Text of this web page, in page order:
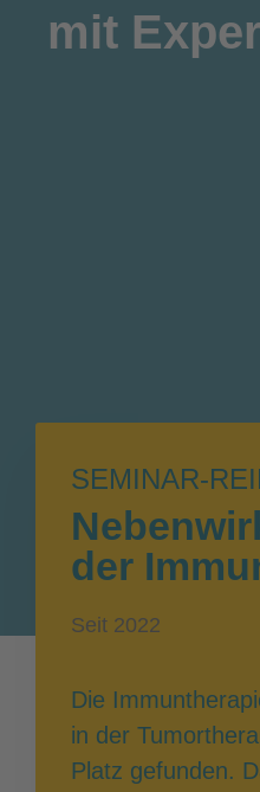
mit
SEMINAR-
der
Seit 2022
Die
in der
Platz gefunden.